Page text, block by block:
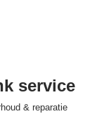
service
& reparatie